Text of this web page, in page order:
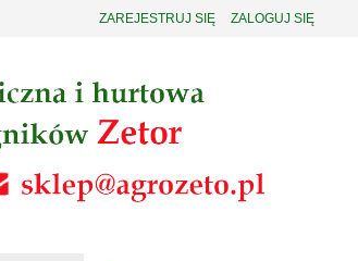
ZAREJESTRUJ SIĘ ZALOGUJ SIĘ